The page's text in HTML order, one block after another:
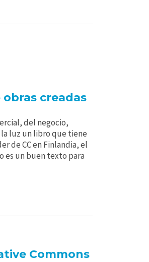
obras creadas
del negocio,
luz un libro que tiene
de CC en Finlandia, el
es un buen texto para
Commons